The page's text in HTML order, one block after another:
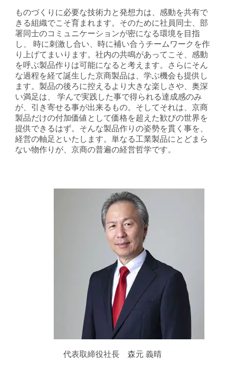
ものづくりに必要な技術力と発想力は、感動を共有で
きる組織でこそ育まれます。そのために社員同士、部
署同士のコミュニケーションが密になる環境を目指
し、 時に刺激し合い、時に補い合うチームワークを作
り上げてまいります。社内の共鳴があってこそ、感動
を呼ぶ製品作りは可能になると考えます。さらにそん
な過程を経て誕生した京商製品は、学ぶ機会も提供し
ます。製品の後ろに控えるより大きな楽しさや、奥深
い満足は、 学んで実践した事で得られる達成感のみ
が、引き寄せる事が出来るもの。そしてそれは、京商
製品だけの付加価値として価格を超えた歓びの世界を
提供できるはず。そんな製品作りの姿勢を貫く事を、
経営の軸足といたします。単なる工業製品にとどまら
ない物作りが、京商の普遍の経営哲学です。
代表取締役社長 森元 義晴